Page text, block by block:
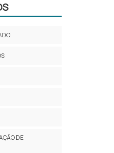
DE